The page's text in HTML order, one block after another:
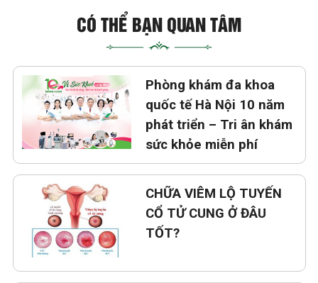
CÓ THỂ BẠN QUAN TÂM
Phòng khám đa khoa
quốc tế Hà Nội 10 năm
phát triển – Tri ân khám
sức khỏe miễn phí
CHỮA VIÊM LỘ TUYẾN
CỔ TỬ CUNG Ở ĐÂU
TỐT?